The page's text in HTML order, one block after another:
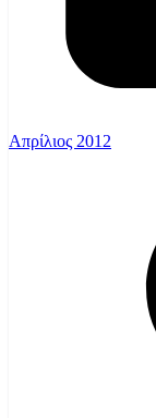
Απρίλιος 2012